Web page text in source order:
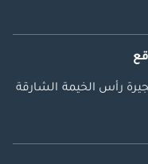
رأس الخيمة الشارقة